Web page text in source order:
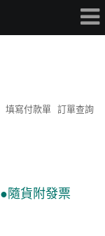
填寫付款單 訂單查詢